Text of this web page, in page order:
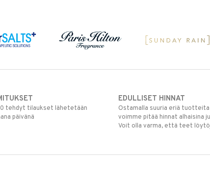
tehdyt tilaukset lähetetään
päivänä
EDULLISET HINNAT
Ostamalla suuria eriä
voimme pitää hinnat alhaisina
Voit olla varma, että teet